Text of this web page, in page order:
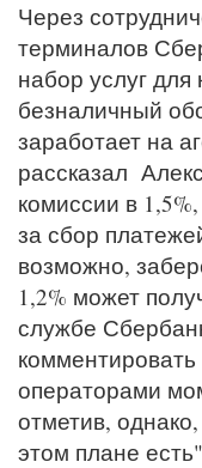
Через
терминалов
набор услуг для
безналичный
заработает на
рассказал
комиссии в
за сбор
возможно,
1,2% может
службе
операторами
отметив,
этом плане